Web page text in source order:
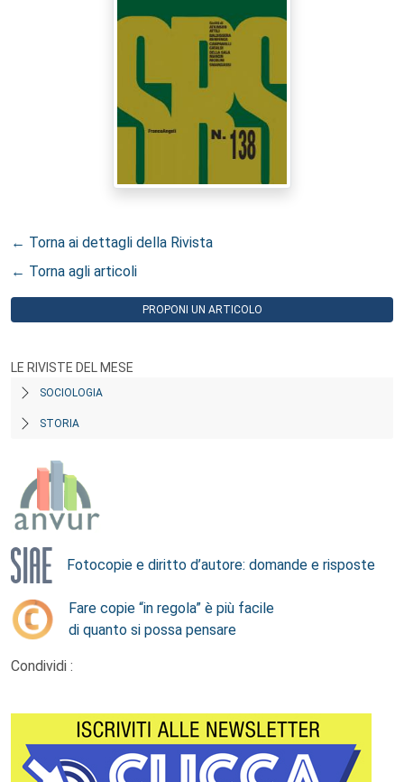
← Torna ai dettagli della Rivista
← Torna agli articoli
PROPONI UN ARTICOLO
LE RIVISTE DEL MESE
SOCIOLOGIA
STORIA
Fotocopie e diritto d’autore: domande e risposte
Fare copie “in regola” è più facile
di quanto si possa pensare
Condividi :